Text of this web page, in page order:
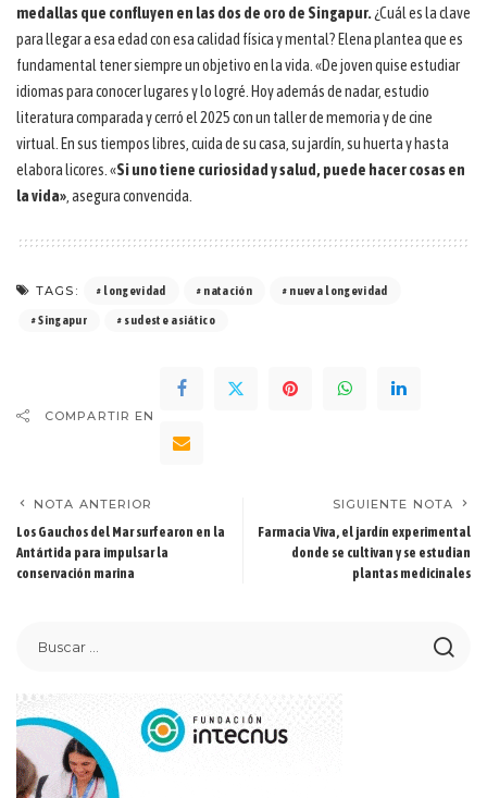
medallas que confluyen en las dos de oro de Singapur. ¿Cuál es la clave
para llegar a esa edad con esa calidad física y mental? Elena plantea que es
fundamental tener siempre un objetivo en la vida. «De joven quise estudiar
idiomas para conocer lugares y lo logré. Hoy además de nadar, estudio
literatura comparada y cerró el 2025 con un taller de memoria y de cine
virtual. En sus tiempos libres, cuida de su casa, su jardín, su huerta y hasta
elabora licores. «Si uno tiene curiosidad y salud, puede hacer cosas en
la vida» , asegura convencida.
TAGS: longevidad natación nueva longevidad
Singapur sudeste asiático
COMPARTIR EN
NOTA ANTERIOR
Los Gauchos del Mar surfearon en la
Antártida para impulsar la
conservación marina
SIGUIENTE NOTA
Farmacia Viva, el jardín experimental
donde se cultivan y se estudian
plantas medicinales